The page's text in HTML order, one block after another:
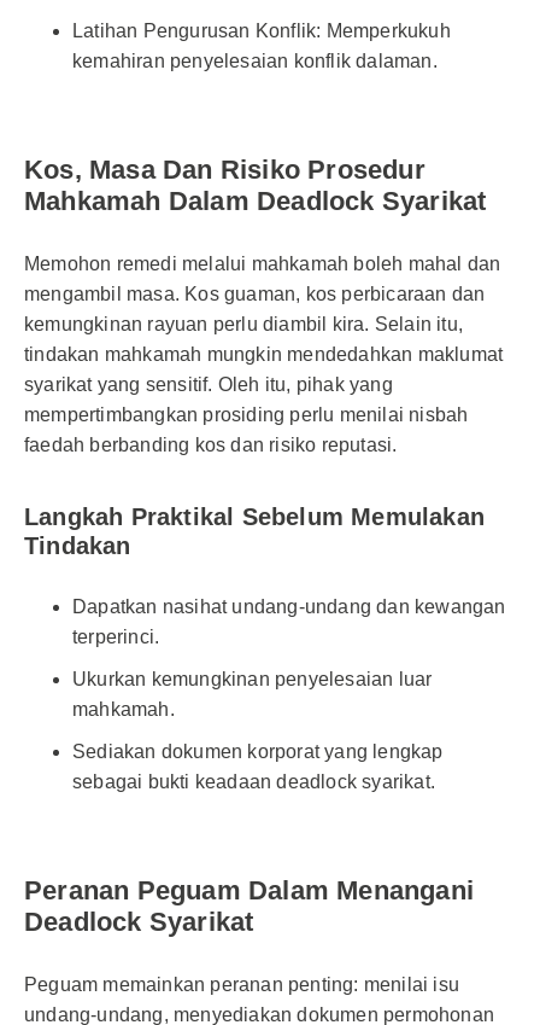
Latihan Pengurusan Konflik: Memperkukuh
kemahiran penyelesaian konflik dalaman.
Kos, Masa Dan Risiko Prosedur
Mahkamah Dalam Deadlock Syarikat
Memohon remedi melalui mahkamah boleh mahal dan
mengambil masa. Kos guaman, kos perbicaraan dan
kemungkinan rayuan perlu diambil kira. Selain itu,
tindakan mahkamah mungkin mendedahkan maklumat
syarikat yang sensitif. Oleh itu, pihak yang
mempertimbangkan prosiding perlu menilai nisbah
faedah berbanding kos dan risiko reputasi.
Langkah Praktikal Sebelum Memulakan
Tindakan
Dapatkan nasihat undang-undang dan kewangan
terperinci.
Ukurkan kemungkinan penyelesaian luar
mahkamah.
Sediakan dokumen korporat yang lengkap
sebagai bukti keadaan deadlock syarikat.
Peranan Peguam Dalam Menangani
Deadlock Syarikat
Peguam memainkan peranan penting: menilai isu
undang-undang, menyediakan dokumen permohonan